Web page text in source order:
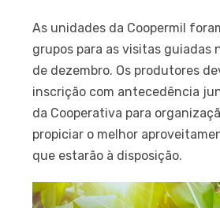
As unidades da Coopermil
grupos para as visitas guiadas
de dezembro. Os produtores
inscrição com antecedência
da Cooperativa para
propiciar o melhor
que estarão à disposição.